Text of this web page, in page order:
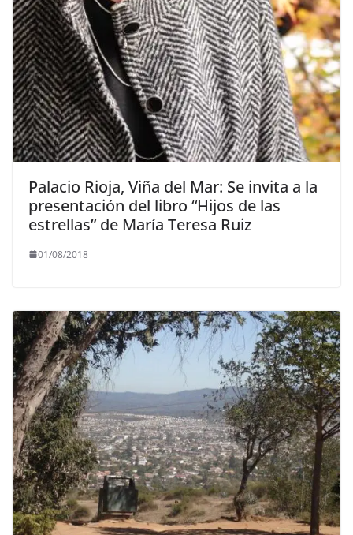
Palacio Rioja, Viña del Mar: Se invita a la
presentación del libro “Hijos de las
estrellas” de María Teresa Ruiz
01/08/2018